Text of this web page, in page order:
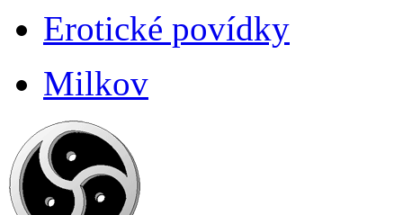
Erotické povídky
Milkov